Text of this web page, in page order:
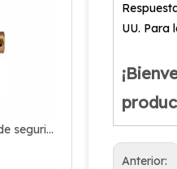
Válvula de gas industrial de seguridad del regulador de CO2
UU. Para
Anterior: